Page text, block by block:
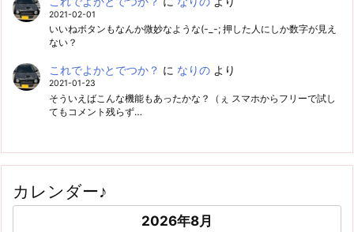
2021-02-01
いいねボタンもなんか微妙なような(-_-; 押した人にしか数字が見え
ない？
これでよかとでつか？ に なりのより
2021-01-23
そういえばこんな機能もあったかな？（ぇ スマホからフリーで試し
てもコメント残らず…
カレンダー♪
2026年8月